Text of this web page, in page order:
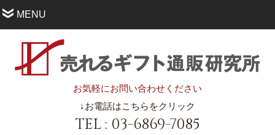
MENU
お気軽にお問い合わせください
↓お電話はこちらをクリック
TEL : 03-6869-7085